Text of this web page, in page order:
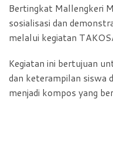
Bertingkat Mallengkeri
sosialisasi dan
melalui kegiatan
Kegiatan ini bertujuan
dan keterampilan siswa
menjadi kompos yang